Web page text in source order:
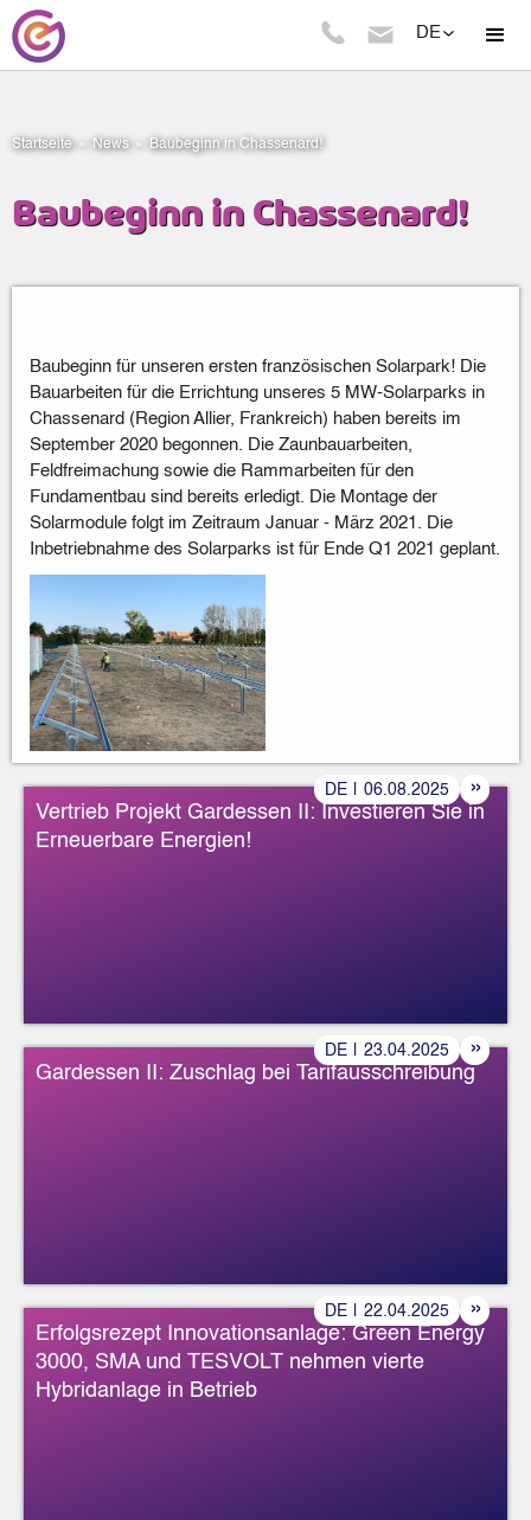
DE
Startseite » News » Baubeginn in Chassenard!
Baubeginn in Chassenard!
Baubeginn für unseren ersten französischen Solarpark! Die
Bauarbeiten für die Errichtung unseres 5 MW-Solarparks in
Chassenard (Region Allier, Frankreich) haben bereits im
September 2020 begonnen. Die Zaunbauarbeiten,
Feldfreimachung sowie die Rammarbeiten für den
Fundamentbau sind bereits erledigt. Die Montage der
Solarmodule folgt im Zeitraum Januar - März 2021. Die
Inbetriebnahme des Solarparks ist für Ende Q1 2021 geplant.
Vertrieb Projekt Gardessen II: Investieren Sie in
Erneuerbare Energien!
»
DE 06.08.2025
Gardessen II: Zuschlag bei Tarifausschreibung
»
DE 23.04.2025
Erfolgsrezept Innovationsanlage: Green Energy
3000, SMA und TESVOLT nehmen vierte
Hybridanlage in Betrieb
»
DE 22.04.2025